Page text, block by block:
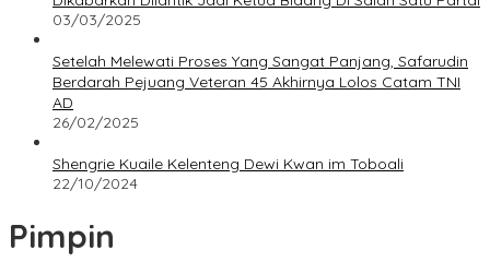
03/03/2025
Setelah Melewati Proses Yang Sangat Panjang, Safarudin
Berdarah Pejuang Veteran 45 Akhirnya Lolos Catam TNI
AD
26/02/2025
Shengrie Kuaile Kelenteng Dewi Kwan im Toboali
22/10/2024
Pimpin